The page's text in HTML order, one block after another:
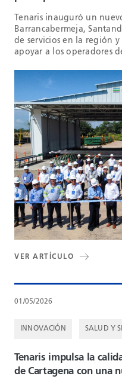
Tenaris inauguró un
Barrancabermeja,
de servicios en la región
apoyar a los operadores
VER ARTÍCULO
01/05/2026
INNOVACIÓN SALUD Y
Tenaris impulsa la
de Cartagena con una